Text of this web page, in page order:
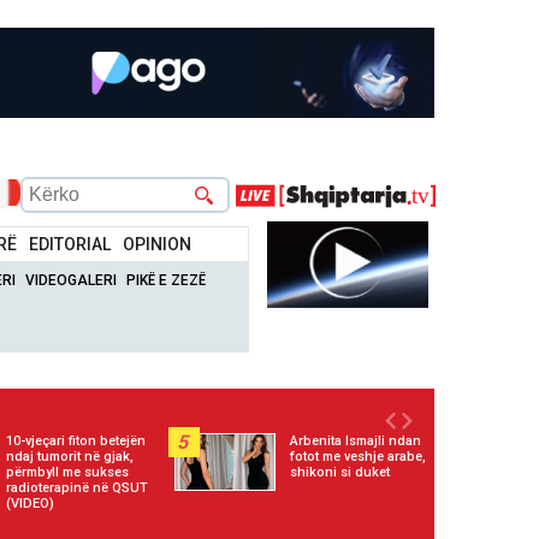
EDITORIAL OPINION
VIDEOGALERI PIKË E ZEZË
10-vjeçari fiton betejën
ndaj tumorit në gjak,
përmbyll me sukses
radioterapinë në QSUT
(VIDEO)
5
Arbenita Ismajli ndan
fotot me veshje arabe,
shikoni si duket